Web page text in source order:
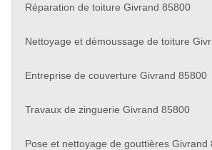
Réparation de toiture Givrand 85800
Nettoyage et démoussage de toiture
Entreprise de couverture Givrand 85800
Travaux de zinguerie Givrand 85800
Pose et nettoyage de gouttières Givrand